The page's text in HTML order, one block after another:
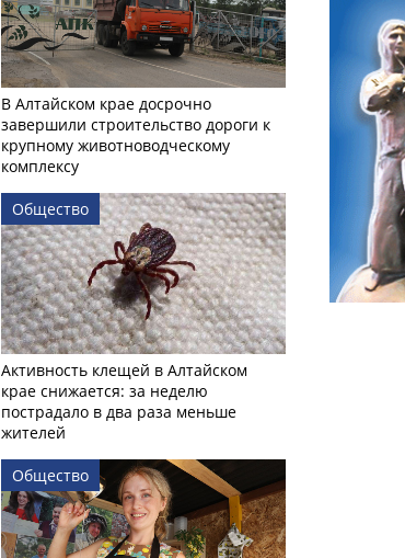
В Алтайском крае досрочно
завершили строительство дороги к
крупному животноводческому
комплексу
Общество
Активность клещей в Алтайском
крае снижается: за неделю
пострадало в два раза меньше
жителей
Общество